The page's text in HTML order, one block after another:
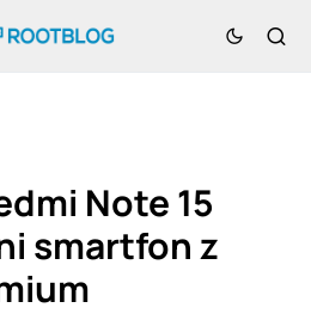
Note 15
smartfon z